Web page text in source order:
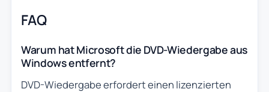
FAQ
Warum hat Microsoft die DVD-Wiedergabe aus
Windows entfernt?
DVD-Wiedergabe erfordert einen lizenzierten